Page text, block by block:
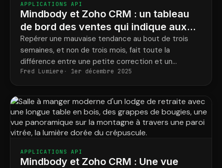
APPLICATIONS API
Mindbody et Zoho CRM : un tableau
de bord des ventes qui indique aux
propriétaires de spas ce qu’ils
doivent améliorer
Repérer une mauvaise tendance au bout de trois
semaines, et non de trois mois, fait toute la
différence entre une petite correction et un
trimestre perdu. Voici le tableau de bord qui permet
de la détecter.
Fred Lumiere 1er décembre 2025
APPLICATIONS API
Mindbody et Zoho CRM : Une vue